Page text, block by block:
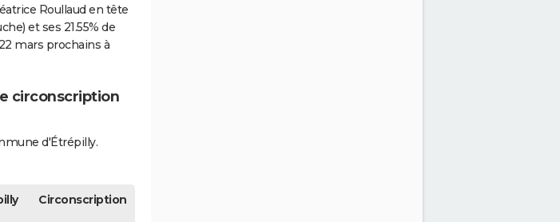
Roullaud en tête
et ses 21.55% de
mars prochains à
circonscription
d'Étrépilly.
Circonscription